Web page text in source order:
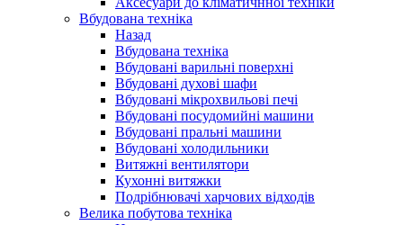
Вбудована техніка
Назад
Вбудована техніка
Вбудовані варильні поверхні
Вбудовані духові шафи
Вбудовані мікрохвильові печі
Вбудовані посудомийні машини
Вбудовані пральні машини
Вбудовані холодильники
Витяжні вентилятори
Кухонні витяжки
Подрібнювачі харчових відходів
Велика побутова техніка